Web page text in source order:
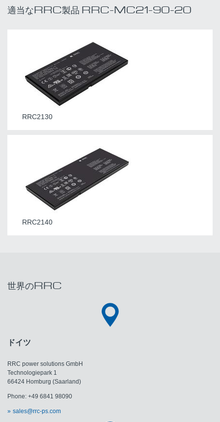
適当なRRC製品 RRC-MC21-90-20
RRC2130
RRC2140
世界のRRC
ドイツ
RRC power solutions GmbH
Technologiepark 1
66424 Homburg (Saarland)
Phone: +49 6841 98090
sales@rrc-ps.com